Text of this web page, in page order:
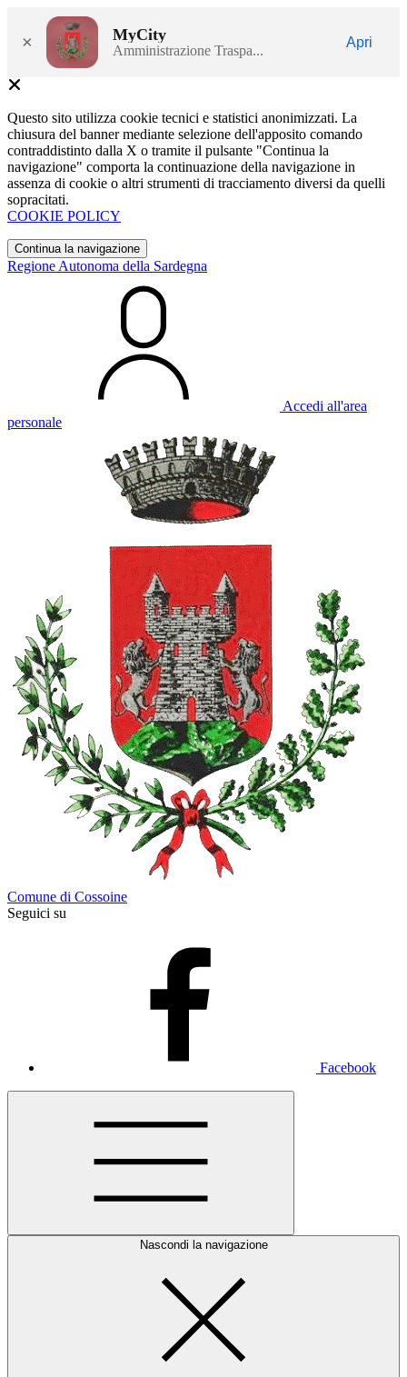
× MyCity
Amministrazione Traspa...
Apri
Questo sito utilizza cookie tecnici e statistici anonimizzati. La
chiusura del banner mediante selezione dell'apposito comando
contraddistinto dalla X o tramite il pulsante "Continua la
navigazione" comporta la continuazione della navigazione in
assenza di cookie o altri strumenti di tracciamento diversi da quelli
sopracitati.
COOKIE POLICY
Continua la navigazione
Regione Autonoma della Sardegna
Accedi all'area
personale
Comune di Cossoine
Seguici su
Facebook
Nascondi la navigazione